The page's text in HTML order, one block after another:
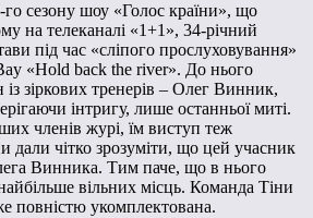
сезону шоу «Голос країни», що
на телеканалі «1+1», 34-річний
під час «сліпого прослуховування»
«Hold back the river». До нього
зіркових тренерів – Олег Винник,
інтригу, лише останньої миті.
членів журі, їм виступ теж
дали чітко зрозуміти, що цей учасник
Винника. Тим паче, що в нього
вільних місць. Команда Тіни
повністю укомплектована.